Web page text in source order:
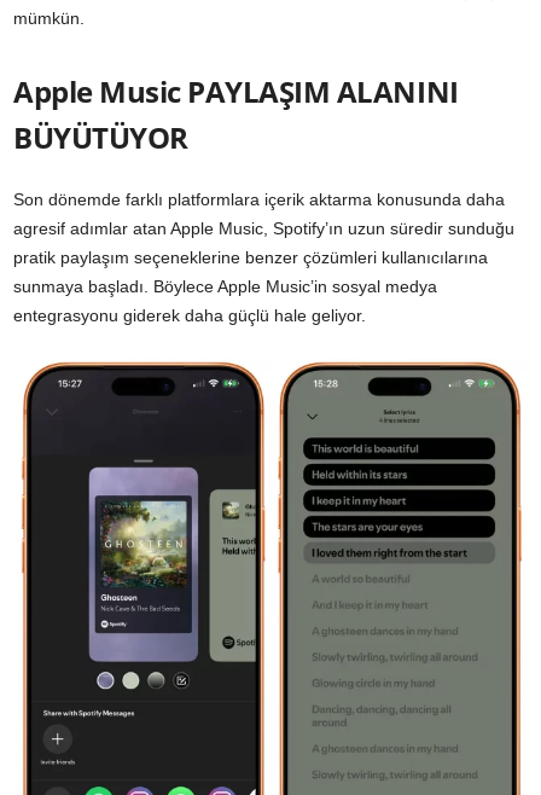
mümkün.
Apple Music PAYLAŞIM ALANINI
BÜYÜTÜYOR
Son dönemde farklı platformlara içerik aktarma konusunda daha
agresif adımlar atan Apple Music, Spotify’ın uzun süredir sunduğu
pratik paylaşım seçeneklerine benzer çözümleri kullanıcılarına
sunmaya başladı. Böylece Apple Music’in sosyal medya
entegrasyonu giderek daha güçlü hale geliyor.